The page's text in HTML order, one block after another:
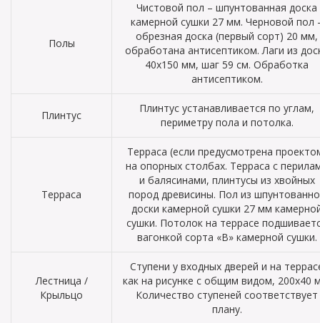
Полы
Чистовой пол – шпунтованная доска
камерной сушки 27 мм. Черновой пол
обрезная доска (первый сорт) 20 мм,
обработана антисептиком. Лаги из
40х150 мм, шаг 59 см. Обработка
антисептиком.
Плинтус
Плинтус устанавливается по углам,
периметру пола и потолка.
Терраса
Терраса (если предусмотрена
на опорных столбах. Терраса с
и балясинами, плинтусы из хвойных
пород древисины. Пол из
доски камерной сушки 27 мм
сушки. Потолок на террасе
вагонкой сорта «В» камерной сушки.
Лестница /
Крыльцо
Ступени у входных дверей и на
как на рисунке с общим видом, 200х40
Количество ступеней соответствует
плану.